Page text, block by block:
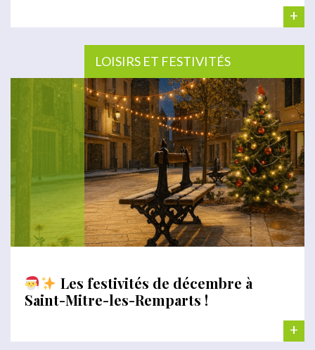
+
LOISIRS ET FESTIVITÉS
Les festivités de décembre à
Saint-Mitre-les-Remparts !
+